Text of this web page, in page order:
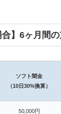
合】6ヶ月間
ソフト闇金
（10日30%換算）
50,000円